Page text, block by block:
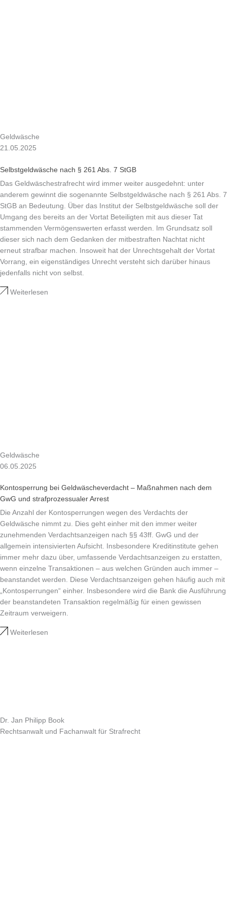
Geldwäsche
21.05.2025
Selbstgeldwäsche nach § 261 Abs. 7 StGB
Das Geldwäschestrafrecht wird immer weiter ausgedehnt: unter
anderem gewinnt die sogenannte Selbstgeldwäsche nach § 261 Abs. 7
StGB an Bedeutung. Über das Institut der Selbstgeldwäsche soll der
Umgang des bereits an der Vortat Beteiligten mit aus dieser Tat
stammenden Vermögenswerten erfasst werden. Im Grundsatz soll
dieser sich nach dem Gedanken der mitbestraften Nachtat nicht
erneut strafbar machen. Insoweit hat der Unrechtsgehalt der Vortat
Vorrang, ein eigenständiges Unrecht versteht sich darüber hinaus
jedenfalls nicht von selbst.
Weiterlesen
Geldwäsche
06.05.2025
Kontosperrung bei Geldwäscheverdacht – Maßnahmen nach dem
GwG und strafprozessualer Arrest
Die Anzahl der Kontosperrungen wegen des Verdachts der
Geldwäsche nimmt zu. Dies geht einher mit den immer weiter
zunehmenden Verdachtsanzeigen nach §§ 43ff. GwG und der
allgemein intensivierten Aufsicht. Insbesondere Kreditinstitute gehen
immer mehr dazu über, umfassende Verdachtsanzeigen zu erstatten,
wenn einzelne Transaktionen – aus welchen Gründen auch immer –
beanstandet werden. Diese Verdachtsanzeigen gehen häufig auch mit
„Kontosperrungen“ einher. Insbesondere wird die Bank die Ausführung
der beanstandeten Transaktion regelmäßig für einen gewissen
Zeitraum verweigern.
Weiterlesen
Dr. Jan Philipp Book
Rechtsanwalt und Fachanwalt für Strafrecht